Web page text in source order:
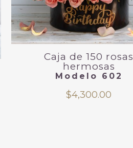
Caja de 150 rosas
hermosas
Modelo 602
$4,300.00